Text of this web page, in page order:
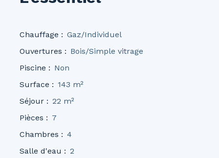
Chauffage : Gaz/Individuel
Ouvertures : Bois/Simple vitrage
Piscine : Non
Surface : 143 m²
Séjour : 22 m²
Pièces : 7
Chambres : 4
Salle d'eau : 2